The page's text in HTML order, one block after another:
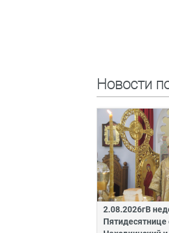
Новости
2.08.2026гВ
Пятидесятнице